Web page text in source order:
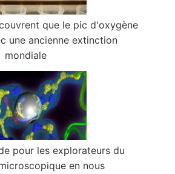
que le pic d'oxygène
une ancienne extinction
mondiale
pour les explorateurs du
en nous